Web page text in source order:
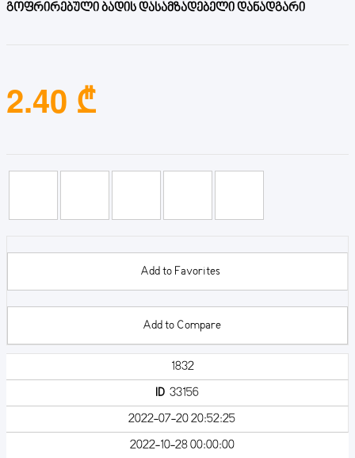
გოფრირებული ბადის დასამზადებელი დანადგარი
2.40 ₾
Add to Favorites
Add to Compare
1832
ID 33156
2022-07-20 20:52:25
2022-10-28 00:00:00